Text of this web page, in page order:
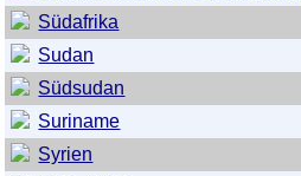
Südafrika
Sudan
Südsudan
Suriname
Syrien